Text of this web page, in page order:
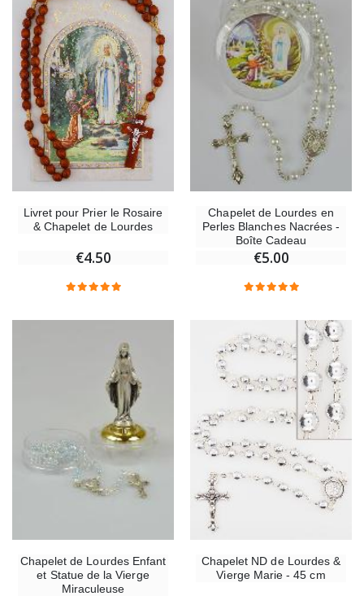
Livret pour Prier le Rosaire
& Chapelet de Lourdes
€4.50
Chapelet de Lourdes en
Perles Blanches Nacrées -
Boîte Cadeau
€5.00
Chapelet de Lourdes Enfant
et Statue de la Vierge
Miraculeuse
Chapelet ND de Lourdes &
Vierge Marie - 45 cm